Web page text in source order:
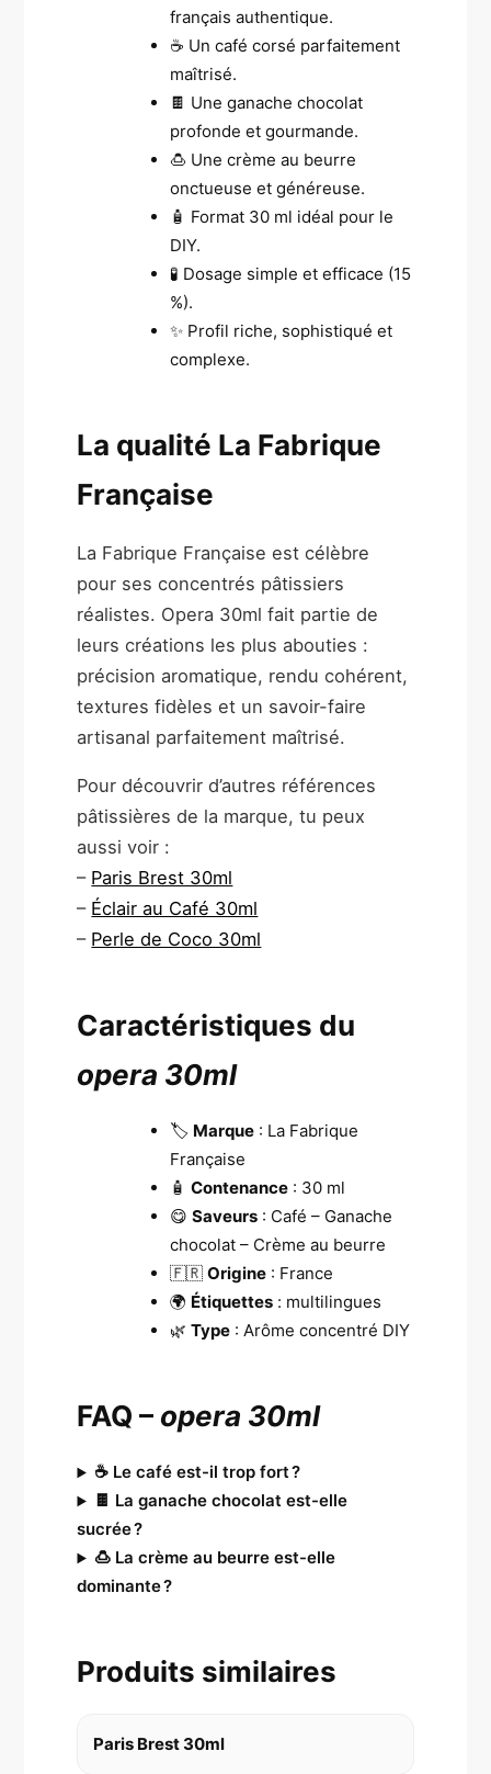
français authentique.
☕ Un café corsé parfaitement
maîtrisé.
🍫 Une ganache chocolat
profonde et gourmande.
🍮 Une crème au beurre
onctueuse et généreuse.
🧴 Format 30 ml idéal pour le
DIY.
🧪 Dosage simple et efficace (15
%).
✨ Profil riche, sophistiqué et
complexe.
La qualité La Fabrique
Française
La Fabrique Française est célèbre
pour ses concentrés pâtissiers
réalistes. Opera 30ml fait partie de
leurs créations les plus abouties :
précision aromatique, rendu cohérent,
textures fidèles et un savoir-faire
artisanal parfaitement maîtrisé.
Pour découvrir d’autres références
pâtissières de la marque, tu peux
aussi voir :
– Paris Brest 30ml
– Éclair au Café 30ml
– Perle de Coco 30ml
Caractéristiques du
opera 30ml
🏷️ Marque : La Fabrique
Française
🧴Contenance : 30 ml
😋Saveurs : Café – Ganache
chocolat – Crème au beurre
🇫🇷Origine : France
🌍 Étiquettes : multilingues
🌿Type : Arôme concentré DIY
FAQ –opera 30ml
☕ Le café est-il trop fort ?
🍫 La ganache chocolat est-elle
sucrée ?
🍮 La crème au beurre est-elle
dominante ?
Produits similaires
Paris Brest 30ml